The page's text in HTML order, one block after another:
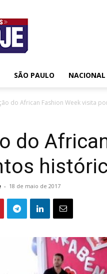
Guarulhos
Hoje
SÃO PAULO NACIONAL
do African Fashion Week visita
do
- 18 de maio de 2017